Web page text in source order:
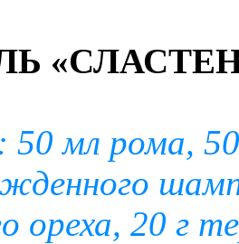
50 мл рома,
ореха, 20 г